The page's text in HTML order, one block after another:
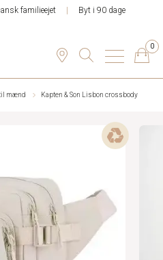
familieejet Byt i 90 dage
0
mænd Kapten & Son Lisbon crossbody